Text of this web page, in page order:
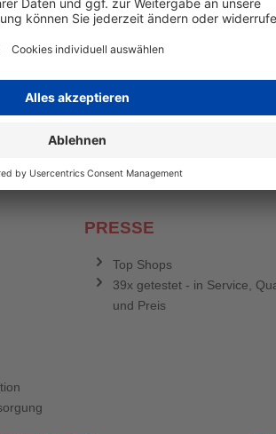
Newsletter. Weitere Informationen
PRESSE
Top Shops
39x getestet - in Service,
und Preis